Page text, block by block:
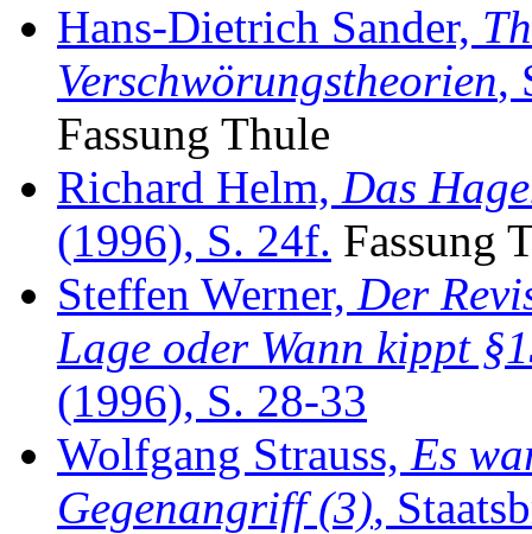
Hans-Dietrich Sander,
Verschwörungstheorien,
Fassung Thule
Richard Helm, Das
(1996), S. 24f. Fassung
Steffen Werner, Der
Lage oder Wann kippt
(1996), S. 28-33
Wolfgang Strauss, Es
Gegenangriff (3),